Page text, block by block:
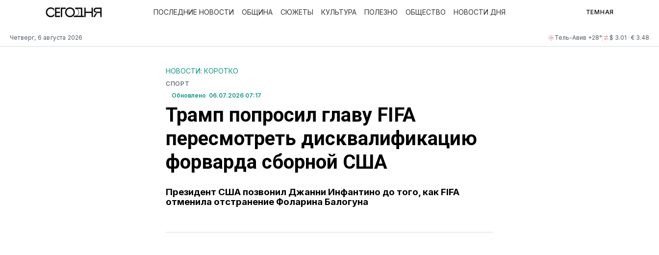
Четверг, 6 августа 2026 Тель-Авив +28° $ 3.01 · € 3.48
ПОСЛЕДНИЕ НОВОСТИ ОБЩИНА СЮЖЕТЫ КУЛЬТУРА ПОЛЕЗНО ОБЩЕСТВО НОВОСТИ ДНЯ ТЕМНАЯ
НОВОСТИ: КОРОТКО
СПОРТ
Обновлено 06.07.2026 07:17
Трамп попросил главу FIFA
пересмотреть дисквалификацию
форварда сборной США
Президент США позвонил Джанни Инфантино до того, как FIFA
отменила отстранение Фоларина Балогуна